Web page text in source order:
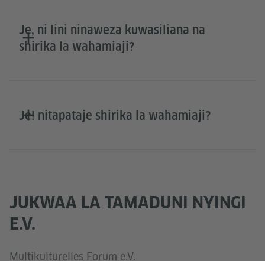
Je, ni lini ninaweza kuwasiliana na
shirika la wahamiaji?
Je! nitapataje shirika la wahamiaji?
JUKWAA LA TAMADUNI NYINGI
E.V.
Multikulturelles Forum e.V.